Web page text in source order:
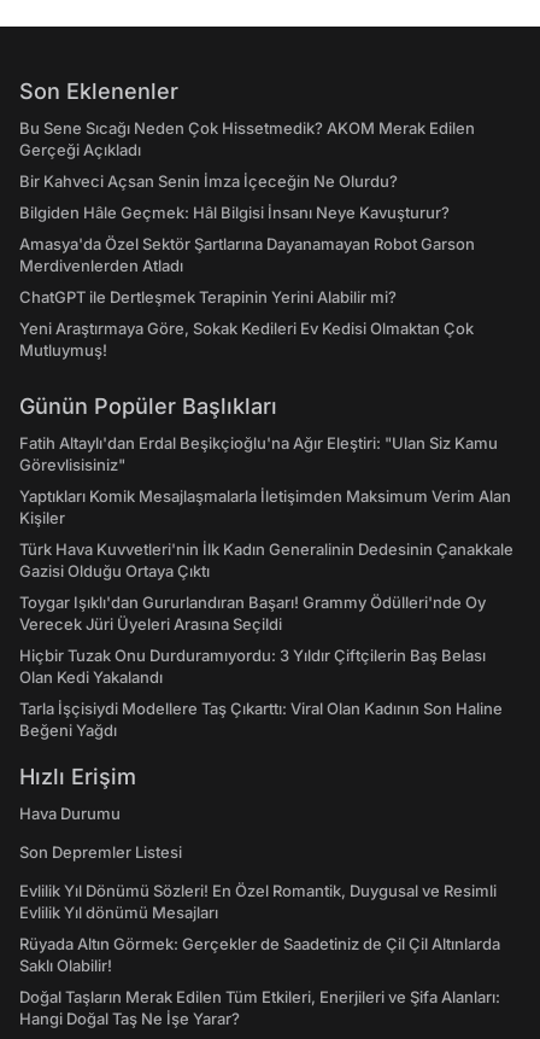
Son Eklenenler
Bu Sene Sıcağı Neden Çok Hissetmedik? AKOM Merak Edilen
Gerçeği Açıkladı
Bir Kahveci Açsan Senin İmza İçeceğin Ne Olurdu?
Bilgiden Hâle Geçmek: Hâl Bilgisi İnsanı Neye Kavuşturur?
Amasya'da Özel Sektör Şartlarına Dayanamayan Robot Garson
Merdivenlerden Atladı
ChatGPT ile Dertleşmek Terapinin Yerini Alabilir mi?
Yeni Araştırmaya Göre, Sokak Kedileri Ev Kedisi Olmaktan Çok
Mutluymuş!
Günün Popüler Başlıkları
Fatih Altaylı'dan Erdal Beşikçioğlu'na Ağır Eleştiri: "Ulan Siz Kamu
Görevlisisiniz"
Yaptıkları Komik Mesajlaşmalarla İletişimden Maksimum Verim Alan
Kişiler
Türk Hava Kuvvetleri'nin İlk Kadın Generalinin Dedesinin Çanakkale
Gazisi Olduğu Ortaya Çıktı
Toygar Işıklı'dan Gururlandıran Başarı! Grammy Ödülleri'nde Oy
Verecek Jüri Üyeleri Arasına Seçildi
Hiçbir Tuzak Onu Durduramıyordu: 3 Yıldır Çiftçilerin Baş Belası
Olan Kedi Yakalandı
Tarla İşçisiydi Modellere Taş Çıkarttı: Viral Olan Kadının Son Haline
Beğeni Yağdı
Hızlı Erişim
Hava Durumu
Son Depremler Listesi
Evlilik Yıl Dönümü Sözleri! En Özel Romantik, Duygusal ve Resimli
Evlilik Yıl dönümü Mesajları
Rüyada Altın Görmek: Gerçekler de Saadetiniz de Çil Çil Altınlarda
Saklı Olabilir!
Doğal Taşların Merak Edilen Tüm Etkileri, Enerjileri ve Şifa Alanları:
Hangi Doğal Taş Ne İşe Yarar?